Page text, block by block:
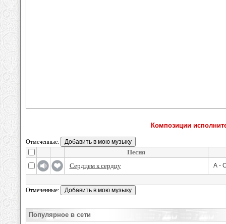
Композиции
Отмеченные:
Песня
Сердцем к сердцу
А -
Отмеченные:
Популярное в сети